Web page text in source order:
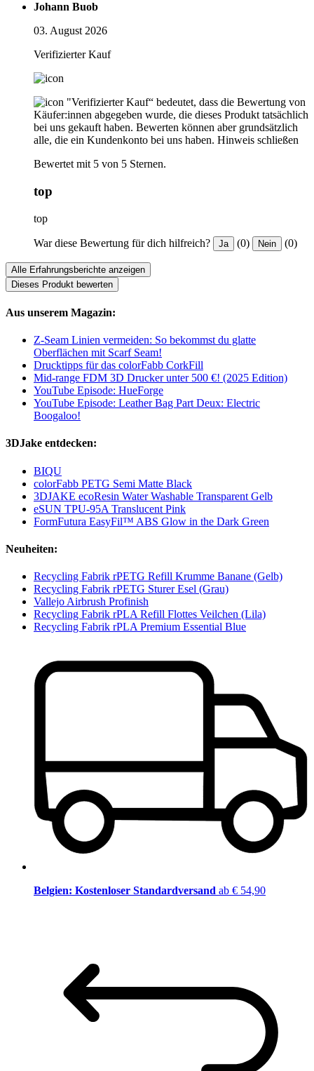
Johann Buob
03. August 2026
Verifizierter Kauf
"Verifizierter Kauf“ bedeutet, dass die Bewertung von
Käufer:innen abgegeben wurde, die dieses Produkt tatsächlich
bei uns gekauft haben. Bewerten können aber grundsätzlich
alle, die ein Kundenkonto bei uns haben. Hinweis schließen
Bewertet mit 5 von 5 Sternen.
top
top
War diese Bewertung für dich hilfreich? Ja (0) Nein (0)
Alle Erfahrungsberichte anzeigen
Dieses Produkt bewerten
Aus unserem Magazin:
Z-Seam Linien vermeiden: So bekommst du glatte
Oberflächen mit Scarf Seam!
Drucktipps für das colorFabb CorkFill
Mid-range FDM 3D Drucker unter 500 €! (2025 Edition)
YouTube Episode: HueForge
YouTube Episode: Leather Bag Part Deux: Electric
Boogaloo!
3DJake entdecken:
BIQU
colorFabb PETG Semi Matte Black
3DJAKE ecoResin Water Washable Transparent Gelb
eSUN TPU-95A Translucent Pink
FormFutura EasyFil™ ABS Glow in the Dark Green
Neuheiten:
Recycling Fabrik rPETG Refill Krumme Banane (Gelb)
Recycling Fabrik rPETG Sturer Esel (Grau)
Vallejo Airbrush Profinish
Recycling Fabrik rPLA Refill Flottes Veilchen (Lila)
Recycling Fabrik rPLA Premium Essential Blue
Belgien: Kostenloser Standardversand ab € 54,90